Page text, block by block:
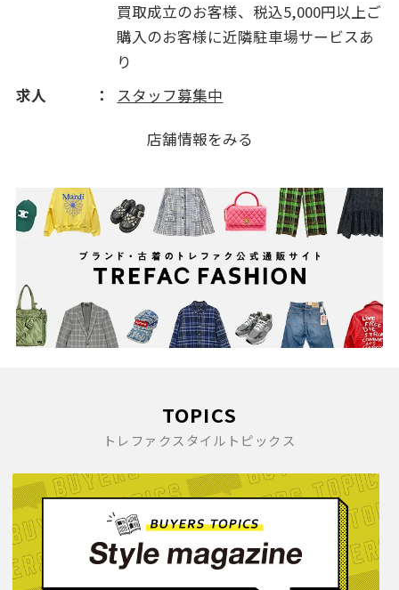
買取成立のお客様、税込5,000円以上ご
購入のお客様に近隣駐車場サービスあ
り
求人
スタッフ募集中
店舗情報をみる
TOPICS
トレファクスタイルトピックス